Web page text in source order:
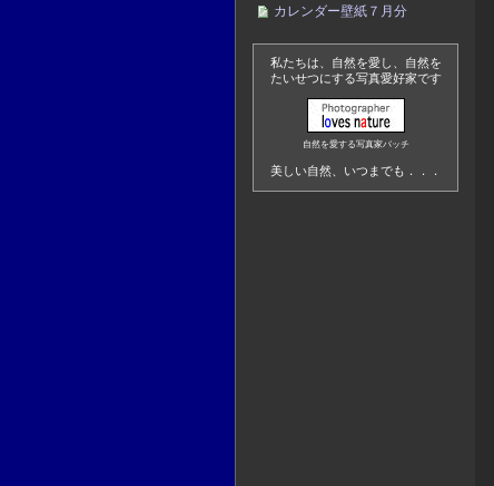
カレンダー壁紙７月分
私たちは、自然を愛し、自然を
たいせつにする写真愛好家です
自然を愛する写真家バッチ
美しい自然、いつまでも．．．